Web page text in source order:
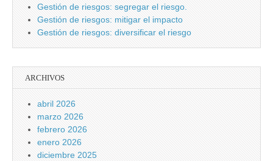
Gestión de riesgos: segregar el riesgo.
Gestión de riesgos: mitigar el impacto
Gestión de riesgos: diversificar el riesgo
ARCHIVOS
abril 2026
marzo 2026
febrero 2026
enero 2026
diciembre 2025